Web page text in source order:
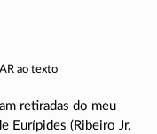
ao texto
retiradas do meu
Eurípides (Ribeiro Jr.